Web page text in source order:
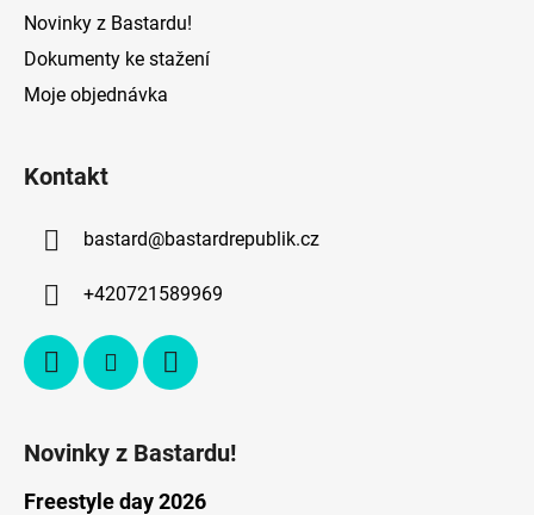
Novinky z Bastardu!
Dokumenty ke stažení
Moje objednávka
Kontakt
bastard@bastardrepublik.cz
+420721589969
Novinky z Bastardu!
Freestyle day 2026